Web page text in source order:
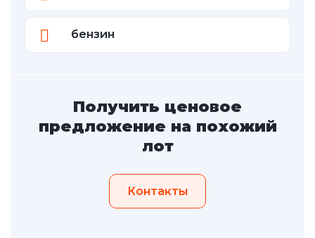
бензин
Получить ценовое
предложение на похожий
лот
Контакты